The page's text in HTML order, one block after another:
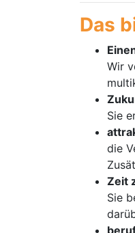
Das
Wir
Sie
die
Zeit
Sie